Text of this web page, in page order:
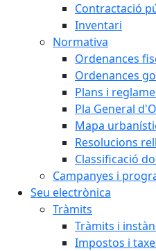
Contractació
Inventari
Normativa
Ordenances
Ordenances
Plans i
Pla General
Mapa
Resolucions
Classificació
Campanyes i
Seu electrònica
Tràmits
Tràmits i
Impostos i